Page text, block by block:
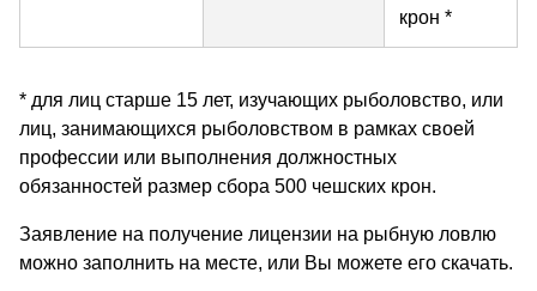
крон *
* для лиц старше 15 лет, изучающих рыболовство, или
лиц, занимающихся рыболовством в рамках своей
профессии или выполнения должностных
обязанностей pазмер сбора 500 чешских крон.
Заявление на получение лицензии на рыбную ловлю
можно заполнить на месте, или Вы можете его скачать.